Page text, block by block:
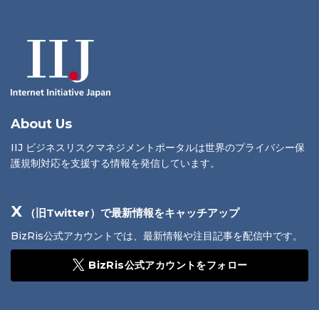
About Us
IIJ ビジネスリスクマネジメントポータルは世界のプライバシー保
護規制対応を支援する情報を発信しています。
X （旧Twitter）で最新情報をキャッチアップ
BizRis公式アカウントでは、最新情報や注目記事を配信中です。
BizRis公式アカウントをフォロー